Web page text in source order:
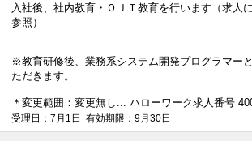
入社後、社内教育・ＯＪＴ教育を行います（求人
参照）
※教育研修後、業務系システム開発プログラマー
ただきます。
＊変更範囲：変更無し... ハローワーク求人番号
受理日：7月1日 有効期限：9月30日